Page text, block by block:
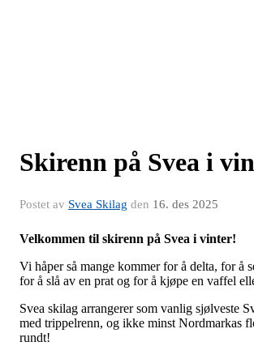
Skirenn på Svea i
Postet av Svea Skilag den 16. des 2025
Velkommen til skirenn på Svea i vinter!
Vi håper så mange kommer for å delta, for å
for å slå av en prat og for å kjøpe en vaffel
Svea skilag arrangerer som vanlig sjølveste
med trippelrenn, og ikke minst Nordmarkas
rundt!